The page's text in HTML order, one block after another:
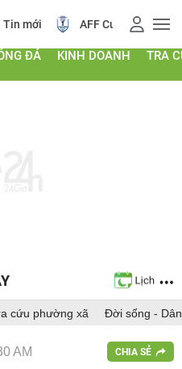
Tin mới AFF Cup Giá
ĐÁ KINH DOANH TRA
cứu phường xã Đời sống -
AM CHIA SẺ